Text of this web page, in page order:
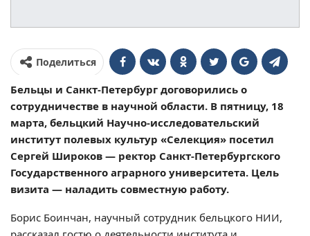
Поделиться
Бельцы и Санкт-Петербург договорились о
сотрудничестве в научной области. В пятницу, 18
марта, бельцкий Научно-исследовательский
институт полевых культур «Селекция» посетил
Сергей Широков — ректор Санкт-Петербургского
Государственного аграрного университета. Цель
визита — наладить совместную работу.
Борис Боинчан, научный сотрудник бельцкого НИИ,